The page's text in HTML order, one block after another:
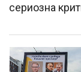
сериозна